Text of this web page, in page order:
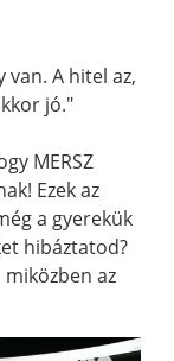
van. A hitel az,
jó."
MERSZ
Ezek az
a gyerekük
hibáztatod?
az